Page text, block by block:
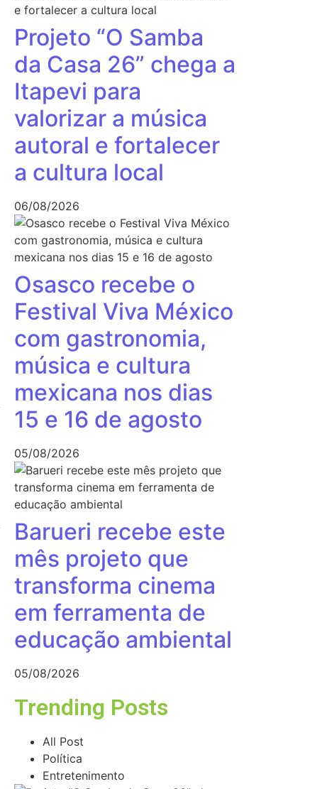
Projeto “O Samba
da Casa 26” chega a
Itapevi para
valorizar a música
autoral e fortalecer
a cultura local
06/08/2026
Osasco recebe o
Festival Viva México
com gastronomia,
música e cultura
mexicana nos dias
15 e 16 de agosto
05/08/2026
Barueri recebe este
mês projeto que
transforma cinema
em ferramenta de
educação ambiental
05/08/2026
Trending Posts
All Post
Política
Entretenimento